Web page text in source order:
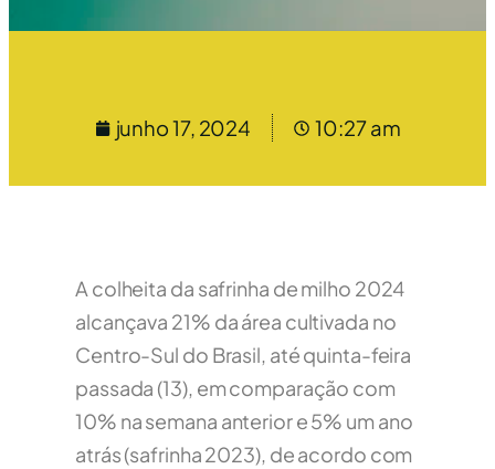
junho 17, 2024 10:27 am
A colheita da safrinha de milho 2024
alcançava 21% da área cultivada no
Centro-Sul do Brasil, até quinta-feira
passada (13), em comparação com
10% na semana anterior e 5% um ano
atrás (safrinha 2023), de acordo com